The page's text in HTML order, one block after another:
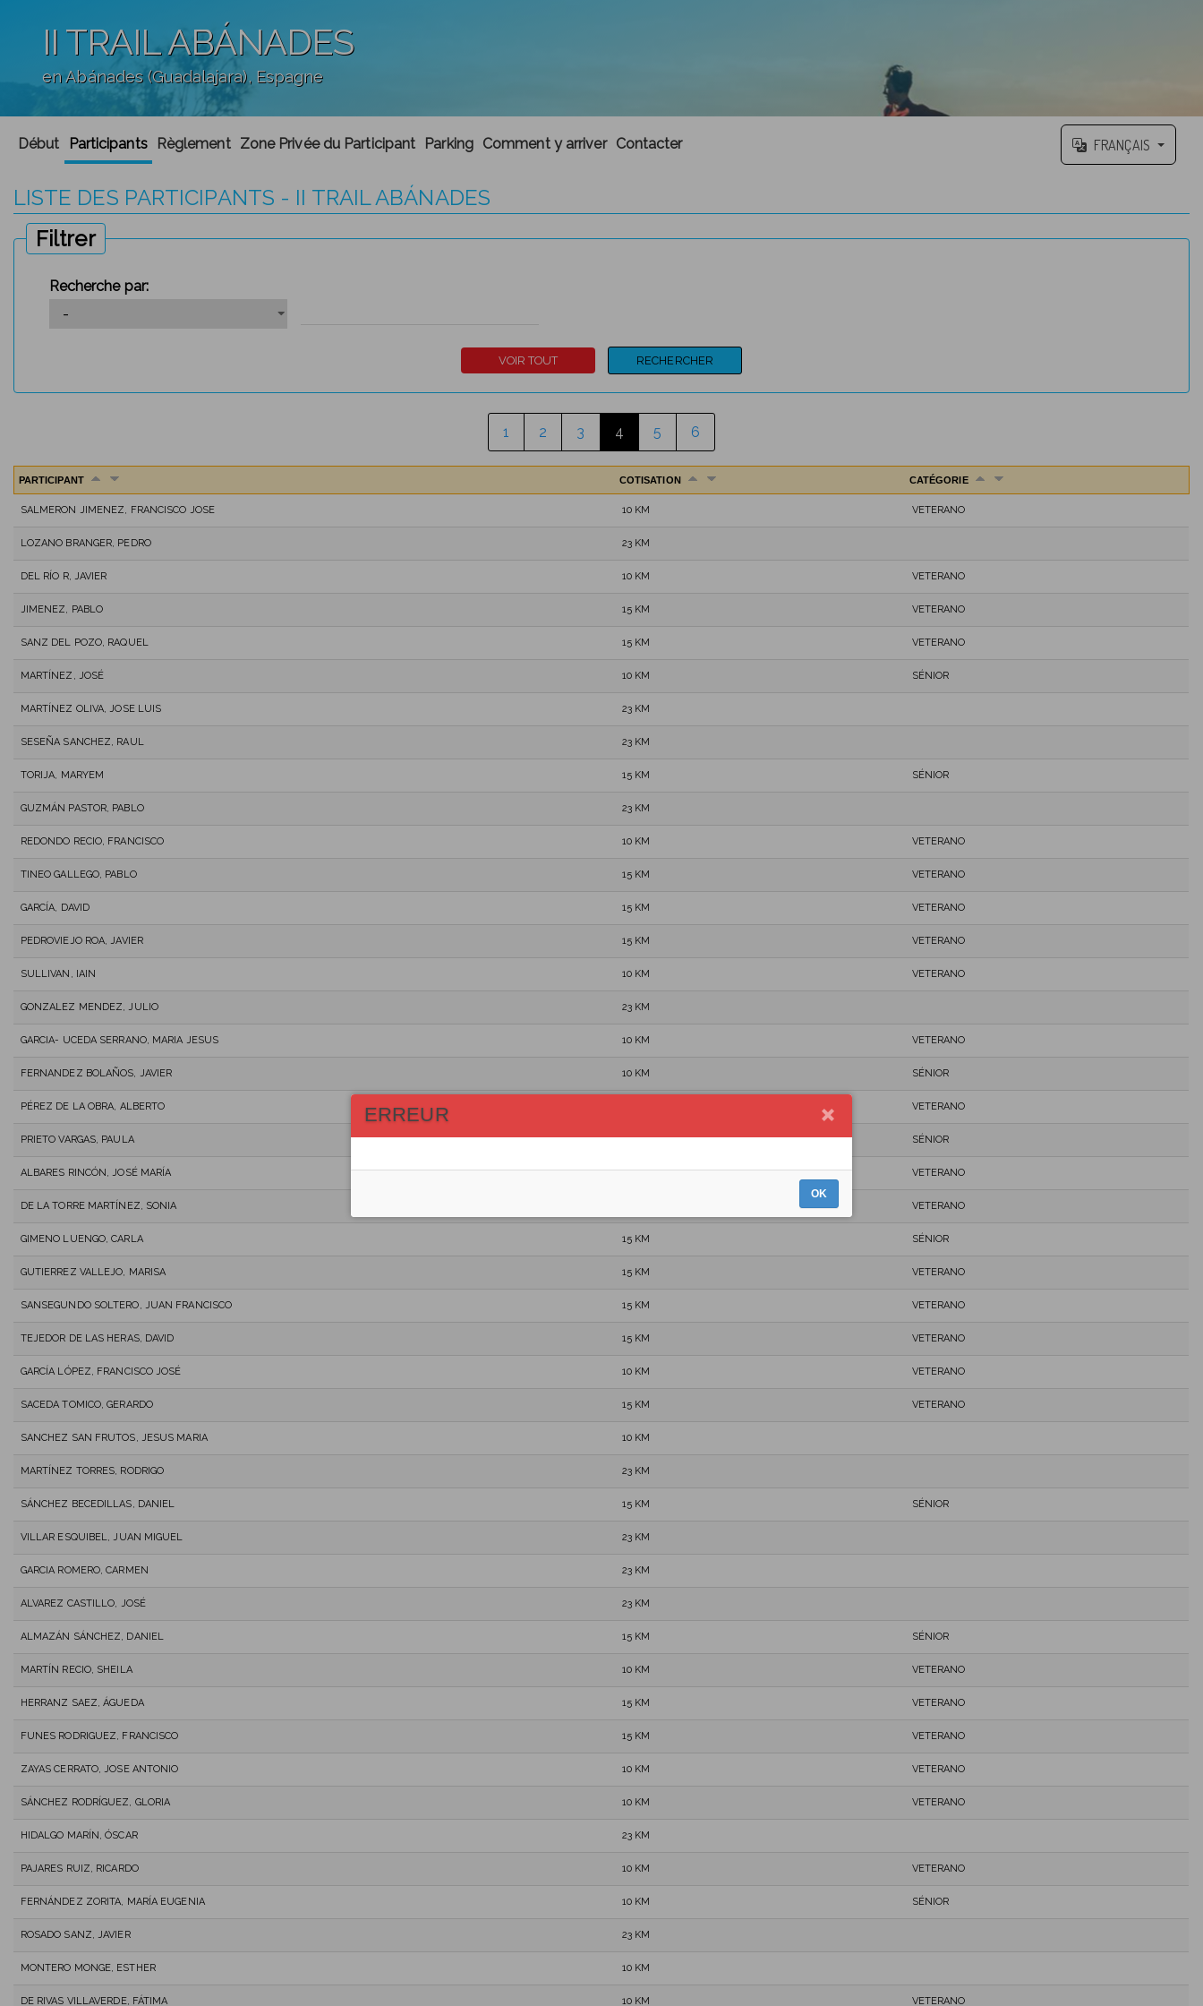
II TRAIL ABÁNADES
en Abánades (Guadalajara), Espagne
Début Participants Règlement Zone Privée du Participant Parking Comment y arriver Contacter FRANÇAIS
LISTE DES PARTICIPANTS - II TRAIL ABÁNADES
Filtrer
Recherche par:
1 2 3 4 5 6
PARTICIPANT COTISATION CATÉGORIE
SALMERON JIMENEZ, FRANCISCO JOSE 10 KM VETERANO
LOZANO BRANGER, PEDRO 23 KM
DEL RÍO R, JAVIER 10 KM VETERANO
JIMENEZ, PABLO 15 KM VETERANO
SANZ DEL POZO, RAQUEL 15 KM VETERANO
MARTÍNEZ, JOSÉ 10 KM SÉNIOR
MARTÍNEZ OLIVA, JOSE LUIS 23 KM
SESEÑA SANCHEZ, RAUL 23 KM
TORIJA, MARYEM 15 KM SÉNIOR
GUZMÁN PASTOR, PABLO 23 KM
REDONDO RECIO, FRANCISCO 10 KM VETERANO
TINEO GALLEGO, PABLO 15 KM VETERANO
GARCÍA, DAVID 15 KM VETERANO
PEDROVIEJO ROA, JAVIER 15 KM VETERANO
SULLIVAN, IAIN 10 KM VETERANO
GONZALEZ MENDEZ, JULIO 23 KM
GARCIA- UCEDA SERRANO, MARIA JESUS 10 KM VETERANO
FERNANDEZ BOLAÑOS, JAVIER 10 KM SÉNIOR
PÉREZ DE LA OBRA, ALBERTO VETERANO
PRIETO VARGAS, PAULA 15 KM SÉNIOR
ALBARES RINCÓN, JOSÉ MARÍA 15 KM VETERANO
DE LA TORRE MARTÍNEZ, SONIA VETERANO
GIMENO LUENGO, CARLA 15 KM SÉNIOR
GUTIERREZ VALLEJO, MARISA 15 KM VETERANO
SANSEGUNDO SOLTERO, JUAN FRANCISCO 15 KM VETERANO
TEJEDOR DE LAS HERAS, DAVID 15 KM VETERANO
GARCÍA LÓPEZ, FRANCISCO JOSÉ 10 KM VETERANO
SACEDA TOMICO, GERARDO 15 KM VETERANO
SANCHEZ SAN FRUTOS, JESUS MARIA 10 KM
MARTÍNEZ TORRES, RODRIGO 23 KM
SÁNCHEZ BECEDILLAS, DANIEL 15 KM SÉNIOR
VILLAR ESQUIBEL, JUAN MIGUEL 23 KM
GARCIA ROMERO, CARMEN 23 KM
ALVAREZ CASTILLO, JOSÉ 23 KM
ALMAZÁN SÁNCHEZ, DANIEL 15 KM SÉNIOR
MARTÍN RECIO, SHEILA 10 KM VETERANO
HERRANZ SAEZ, ÁGUEDA 15 KM VETERANO
FUNES RODRIGUEZ, FRANCISCO 15 KM VETERANO
ZAYAS CERRATO, JOSE ANTONIO 10 KM VETERANO
SÁNCHEZ RODRÍGUEZ, GLORIA 10 KM VETERANO
HIDALGO MARÍN, ÓSCAR 23 KM
PAJARES RUIZ, RICARDO 10 KM VETERANO
FERNÁNDEZ ZORITA, MARÍA EUGENIA 10 KM SÉNIOR
ROSADO SANZ, JAVIER 23 KM
MONTERO MONGE, ESTHER 10 KM
DE RIVAS VILLAVERDE, FÁTIMA 10 KM VETERANO
ERREUR
OK